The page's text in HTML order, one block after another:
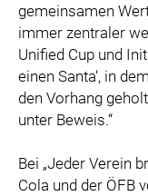
gemeinsamen
immer zentraler
Unified Cup und
einen Santa‘, in
den Vorhang
unter Beweis.“
Bei „Jeder Verein
Cola und der ÖFB